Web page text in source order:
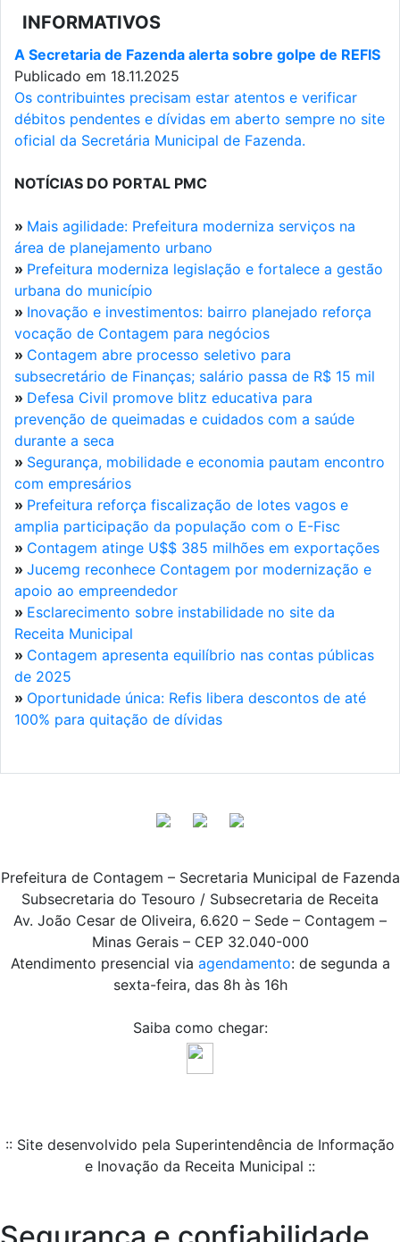
INFORMATIVOS
A Secretaria de Fazenda alerta sobre golpe de REFIS
Publicado em 18.11.2025
Os contribuintes precisam estar atentos e verificar
débitos pendentes e dívidas em aberto sempre no site
oficial da Secretária Municipal de Fazenda.
NOTÍCIAS DO PORTAL PMC
» Mais agilidade: Prefeitura moderniza serviços na
área de planejamento urbano
» Prefeitura moderniza legislação e fortalece a gestão
urbana do município
» Inovação e investimentos: bairro planejado reforça
vocação de Contagem para negócios
» Contagem abre processo seletivo para
subsecretário de Finanças; salário passa de R$ 15 mil
» Defesa Civil promove blitz educativa para
prevenção de queimadas e cuidados com a saúde
durante a seca
» Segurança, mobilidade e economia pautam encontro
com empresários
» Prefeitura reforça fiscalização de lotes vagos e
amplia participação da população com o E-Fisc
» Contagem atinge U$$ 385 milhões em exportações
» Jucemg reconhece Contagem por modernização e
apoio ao empreendedor
» Esclarecimento sobre instabilidade no site da
Receita Municipal
» Contagem apresenta equilíbrio nas contas públicas
de 2025
» Oportunidade única: Refis libera descontos de até
100% para quitação de dívidas
Prefeitura de Contagem – Secretaria Municipal de Fazenda
Subsecretaria do Tesouro / Subsecretaria de Receita
Av. João Cesar de Oliveira, 6.620 – Sede – Contagem –
Minas Gerais – CEP 32.040-000
Atendimento presencial via agendamento: de segunda a
sexta-feira, das 8h às 16h
Saiba como chegar:
:: Site desenvolvido pela Superintendência de Informação
e Inovação da Receita Municipal ::